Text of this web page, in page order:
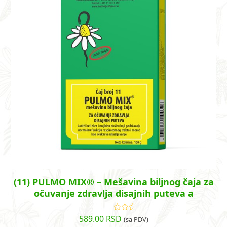
(11) PULMO MIX® – Mešavina biljnog čaja za
očuvanje zdravlja disajnih puteva a
Ocenjeno
sa4.79od
589.00 RSD (sa PDV)